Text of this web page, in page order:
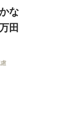
な
田